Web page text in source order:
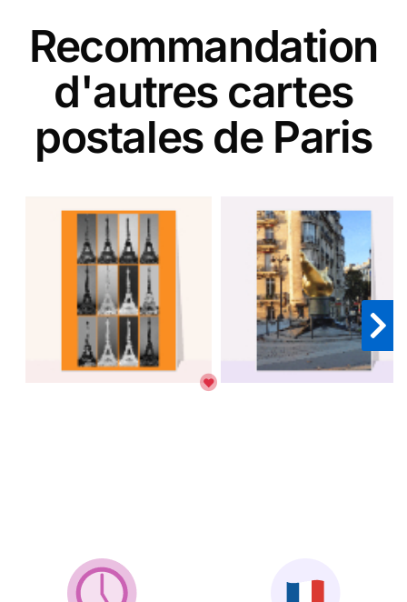
Recommandation
d'autres cartes
postales de Paris